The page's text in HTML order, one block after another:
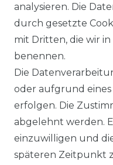
ab
Impressum
analysieren. Die
durch gesetzte
mit Dritten, die wir
benennen.
Die
oder aufgrund
erfolgen. Die
abgelehnt werden.
einzuwilligen und
späteren Zeitpunkt